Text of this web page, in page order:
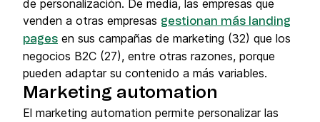
de personalización. De media, las empresas que
venden a otras empresas gestionan más landing
pages en sus campañas de marketing (32) que los
negocios B2C (27), entre otras razones, porque
pueden adaptar su contenido a más variables.
Marketing automation
El marketing automation permite personalizar las